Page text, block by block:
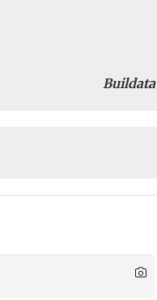
Buildata